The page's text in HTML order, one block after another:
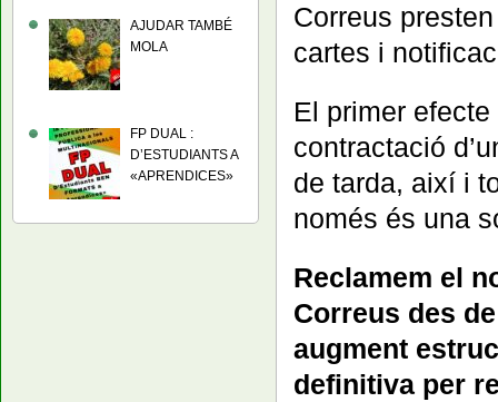
Correus
cartes i
El primer
contractació
de tarda, així i
només és una
Reclamem el
Correus des
augment
definitiva per
AJUDAR TAMBÉ
MOLA
FP DUAL :
D’ESTUDIANTS A
«APRENDICES»